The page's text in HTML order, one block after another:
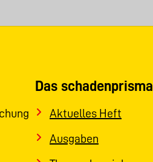
Das schadenprisma
Aktuelles Heft
Ausgaben